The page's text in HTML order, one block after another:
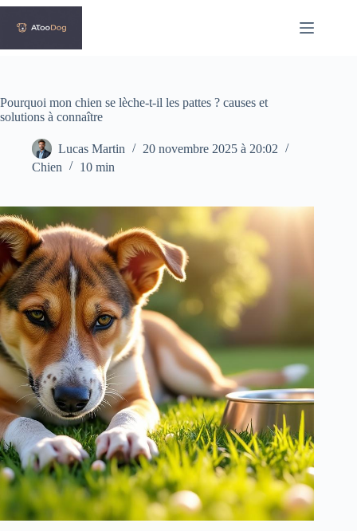
Passer
contenu
Pourquoi mon chien se lèche-t-il les pattes ? causes et
solutions à connaître
Lucas Martin
20 novembre 2025 à 20:02
Chien
10 min